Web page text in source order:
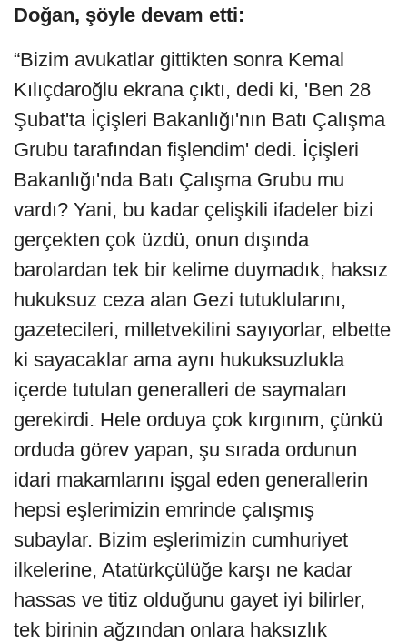
Doğan, şöyle devam etti:
“Bizim avukatlar gittikten sonra Kemal
Kılıçdaroğlu ekrana çıktı, dedi ki, 'Ben 28
Şubat'ta İçişleri Bakanlığı'nın Batı Çalışma
Grubu tarafından fişlendim' dedi. İçişleri
Bakanlığı'nda Batı Çalışma Grubu mu
vardı? Yani, bu kadar çelişkili ifadeler bizi
gerçekten çok üzdü, onun dışında
barolardan tek bir kelime duymadık, haksız
hukuksuz ceza alan Gezi tutuklularını,
gazetecileri, milletvekilini sayıyorlar, elbette
ki sayacaklar ama aynı hukuksuzlukla
içerde tutulan generalleri de saymaları
gerekirdi. Hele orduya çok kırgınım, çünkü
orduda görev yapan, şu sırada ordunun
idari makamlarını işgal eden generallerin
hepsi eşlerimizin emrinde çalışmış
subaylar. Bizim eşlerimizin cumhuriyet
ilkelerine, Atatürkçülüğe karşı ne kadar
hassas ve titiz olduğunu gayet iyi bilirler,
tek birinin ağzından onlara haksızlık